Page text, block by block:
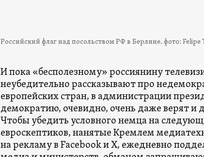
Российский флаг над посольством РФ в Берлине. фото: Felipe
И пока «бесполезному» россиянину
неубедительно рассказывают про
европейских стран, в администрации
демократию, очевидно, очень даже верят и
Чтобы убедить условного немца на
евроскептиков, нанятые Кремлем
на рекламу в Facebook и X, ежедневно